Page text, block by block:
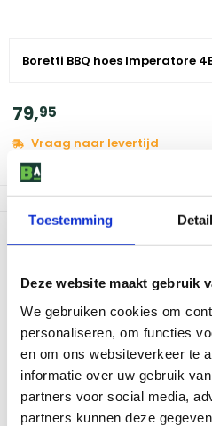
Toestemming
Deze website maakt gebruik
We gebruiken cookies om
personaliseren, om functies
en om ons websiteverkeer te
informatie over uw gebruik
partners voor social media,
partners kunnen deze
Boretti BBQ hoes Imperatore
79,95
Vraag naar levertijd
Af te halen in 9 winkels
daar natuurlijk zo lang mogelijk
voor de bijpassende hoes bij
bewaren. Hagel, wind of
en duurzame hoes beschermt je
denkbare weersinvloeden. In de
barbecue of buitenkeuken tegen
wisselvallig weer kan je het beste
barbecue halen, voor extra